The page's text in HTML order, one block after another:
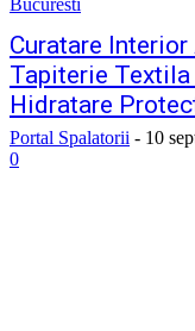
Bucuresti
Curatare
Tapiterie
Hidratare
Portal Spalatorii - 10
0